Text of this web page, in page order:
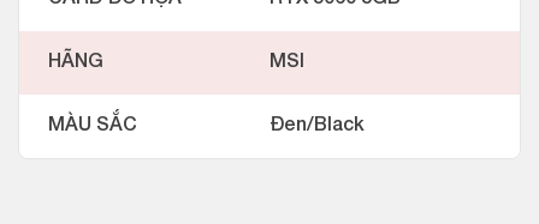
HÃNG MSI
MÀU SẮC Đen/Black